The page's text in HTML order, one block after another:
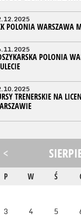
POLONIA WARSZAWA
POLONIA
TRENERSKIE NA
<
P W Ś
3
4 5